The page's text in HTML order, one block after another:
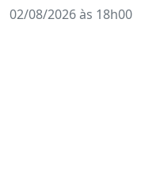
02/08/2026 às 18h00